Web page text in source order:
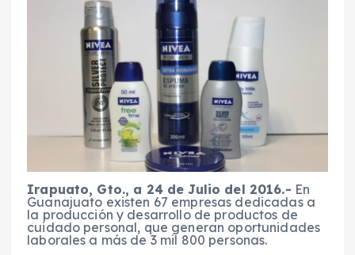
Irapuato, Gto., a 24 de Julio del 2016.- En
Guanajuato existen 67 empresas dedicadas a
la producción y desarrollo de productos de
cuidado personal, que generan oportunidades
laborales a más de 3 mil 800 personas.